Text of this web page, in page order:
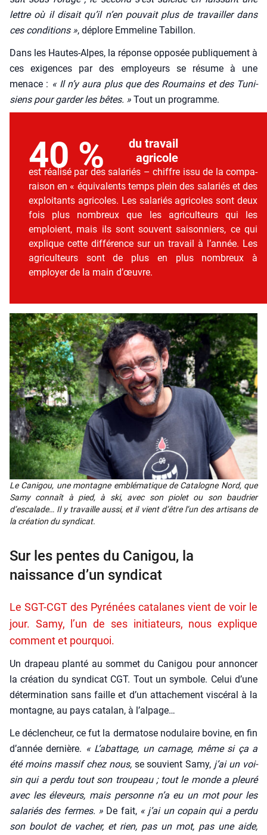
lettre où il disait qu’il n’en pou­vait plus de tra­vailler dans
ces condi­tions », déplore Emme­line Tabillon.
Dans les Hautes-Alpes, la réponse oppo­sée publi­que­ment à
ces exi­gences par des employeurs se résume à une
menace : « Il n’y aura plus que des Rou­mains et des Tuni­
siens pour gar­der les bêtes. » Tout un pro­gramme.
40 %
du tra­vail
agri­cole
est réa­li­sé par des sala­riés – chiffre issu de la com­pa­
rai­son en « équi­va­lents temps plein des sala­riés et des
exploi­tants agri­coles. Les sala­riés agri­coles sont deux
fois plus nom­breux que les agri­cul­teurs qui les
emploient, mais ils sont sou­vent sai­son­niers, ce qui
explique cette dif­fé­rence sur un tra­vail à l’année. Les
agri­cul­teurs sont de plus en plus nom­breux à
employer de la main d’œuvre.
Le Cani­gou, une mon­tagne emblé­ma­tique de Cata­logne Nord, que
Samy connaît à pied, à ski, avec son pio­let ou son bau­drier
d’escalade… Il y tra­vaille aus­si, et il vient d’être l’un des arti­sans de
la créa­tion du syn­di­cat.
Sur les pentes du Canigou, la
naissance d’un syndicat
Le SGT-CGT des Pyrénées catalanes vient de voir le
jour. Samy, l’un de ses initiateurs, nous explique
comment et pourquoi.
Un dra­peau plan­té au som­met du Cani­gou pour annon­cer
la créa­tion du syn­di­cat CGT. Tout un sym­bole. Celui d’une
déter­mi­na­tion sans faille et d’un atta­che­ment vis­cé­ral à la
mon­tagne, au pays cata­lan, à l’alpage…
Le déclen­cheur, ce fut la der­ma­tose nodu­laire bovine, en fin
d’année der­nière. « L’abattage, un car­nage, même si ça a
été moins mas­sif chez nous,se sou­vient Samy, j’ai un voi­
sin qui a per­du tout son trou­peau ; tout le monde a pleu­ré
avec les éle­veurs, mais per­sonne n’a eu un mot pour les
sala­riés des fermes. » De fait, « j’ai un copain qui a per­du
son bou­lot de vacher, et rien, pas un mot, pas une aide,